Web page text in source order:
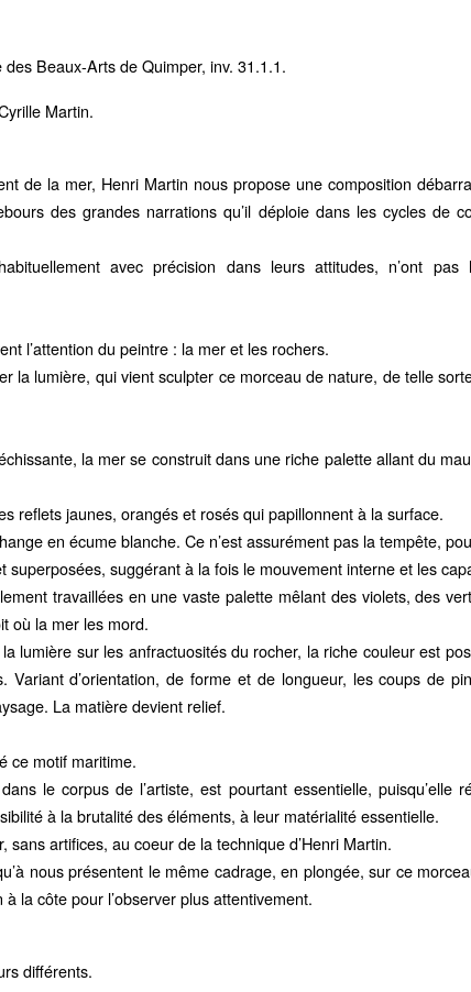
Beaux-Arts de Quimper, inv. 31.1.1.
Martin.
de la mer, Henri Martin nous propose une composition
des grandes narrations qu’il déploie dans les cycles de
avec précision dans leurs attitudes, n’ont
l’attention du peintre : la mer et les rochers.
la lumière, qui vient sculpter ce morceau de nature, de telle sorte
la mer se construit dans une riche palette allant du
reflets jaunes, orangés et rosés qui papillonnent à la surface.
en écume blanche. Ce n’est assurément pas la tempête,
superposées, suggérant à la fois le mouvement interne et les
travaillées en une vaste palette mêlant des violets, des
où la mer les mord.
lumière sur les anfractuosités du rocher, la riche couleur est
Variant d’orientation, de forme et de longueur, les coups de
La matière devient relief.
ce motif maritime.
le corpus de l’artiste, est pourtant essentielle, puisqu’elle
à la brutalité des éléments, à leur matérialité essentielle.
sans artifices, au coeur de la technique d’Henri Martin.
nous présentent le même cadrage, en plongée, sur ce
la côte pour l’observer plus attentivement.
différents.